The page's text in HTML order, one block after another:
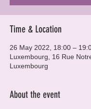
Time & Location
26 May 2022, 18:00 –
Luxembourg, 16 Rue
Luxembourg
About the event